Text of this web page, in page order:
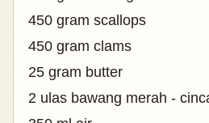
450 gram scallops
450 gram clams
25 gram butter
2 ulas bawang merah -